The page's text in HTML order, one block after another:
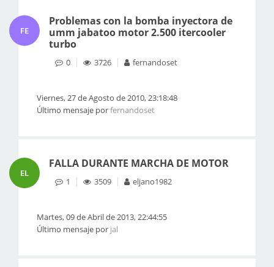
FE
Problemas con la bomba inyectora de
umm jabatoo motor 2.500 itercooler
turbo
0 3726 fernandoset
Viernes, 27 de Agosto de 2010, 23:18:48
Último mensaje porfernandoset
EL
FALLA DURANTE MARCHA DE MOTOR
1 3509 eljano1982
Martes, 09 de Abril de 2013, 22:44:55
Último mensaje por jal